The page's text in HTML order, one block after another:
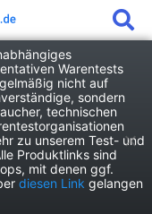
–
Warentests
nicht auf
sondern
technischen
zu unserem Test- und
Produktlinks sind
mit denen ggf.
diesen Link gelangen